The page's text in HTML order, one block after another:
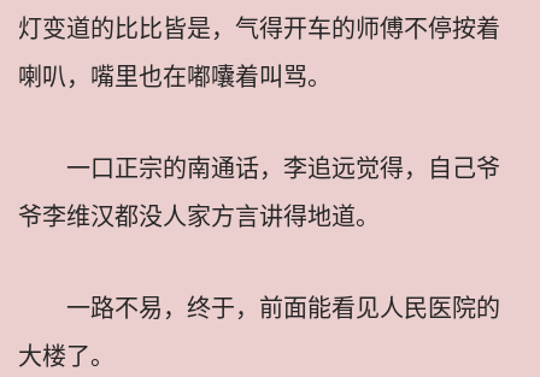
灯变道的比比皆是，气得开车的师傅不停按着
喇叭，嘴里也在嘟囔着叫骂。
一口正宗的南通话，李追远觉得，自己爷
爷李维汉都没人家方言讲得地道。
一路不易，终于，前面能看见人民医院的
大楼了。